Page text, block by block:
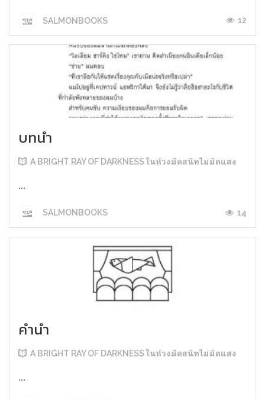
SALMONBOOKS 12
บทนำ
A BRIGHT RAY OF DARKNESS ในห้วงมืดสนิทไม่มิดแสง
...
SALMONBOOKS 14
คำนำ
A BRIGHT RAY OF DARKNESS ในห้วงมืดสนิทไม่มิดแสง
...